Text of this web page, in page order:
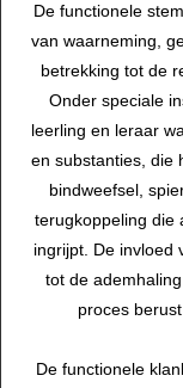
De functionele
van waarneming,
betrekking tot de
Onder speciale
leerling en leraar
en substanties, die
bindweefsel,
terugkoppeling die
ingrijpt. De invloed
tot de
proces
De functionele